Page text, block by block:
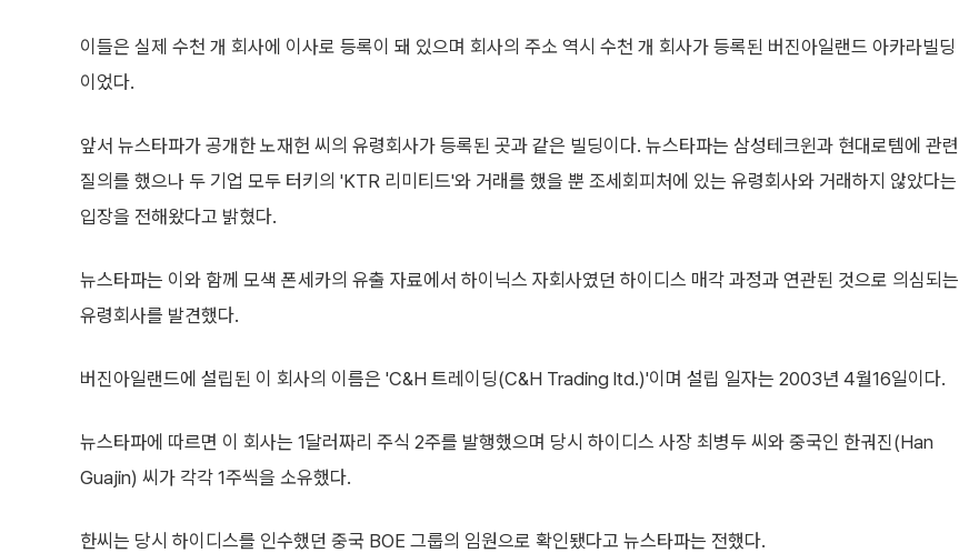
이들은 실제 수천 개 회사에 이사로 등록이 돼 있으며 회사의 주소 역시 수천 개 회사가 등록된 버진아일랜드 아카라빌딩
이었다.
앞서 뉴스타파가 공개한 노재헌 씨의 유령회사가 등록된 곳과 같은 빌딩이다. 뉴스타파는 삼성테크윈과 현대로템에 관련
질의를 했으나 두 기업 모두 터키의 'KTR 리미티드'와 거래를 했을 뿐 조세회피처에 있는 유령회사와 거래하지 않았다는
입장을 전해왔다고 밝혔다.
뉴스타파는 이와 함께 모색 폰세카의 유출 자료에서 하이닉스 자회사였던 하이디스 매각 과정과 연관된 것으로 의심되는
유령회사를 발견했다.
버진아일랜드에 설립된 이 회사의 이름은 'C&H 트레이딩(C&H Trading ltd.)'이며 설립 일자는 2003년 4월16일이다.
뉴스타파에 따르면 이 회사는 1달러짜리 주식 2주를 발행했으며 당시 하이디스 사장 최병두 씨와 중국인 한궈진(Han
Guajin) 씨가 각각 1주씩을 소유했다.
한씨는 당시 하이디스를 인수했던 중국 BOE 그룹의 임원으로 확인됐다고 뉴스타파는 전했다.